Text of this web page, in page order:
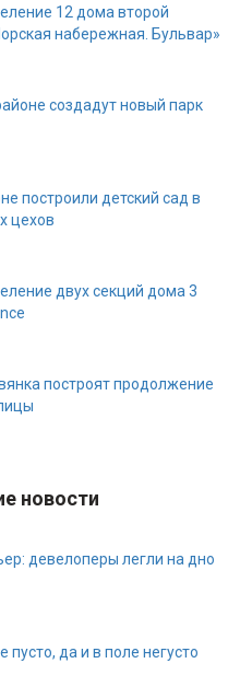
12 дома второй
набережная. Бульвар»
создадут новый парк
построили детский сад в
цехов
двух секций дома 3
построят продолжение
новости
девелоперы легли на дно
пусто, да и в поле негусто